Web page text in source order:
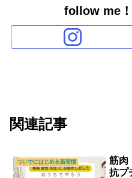
follow me
関連記事
ついでにはじめる新習慣
筋肉
抗プ